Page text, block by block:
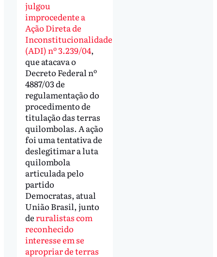
julgou
improcedente a
Ação Direta de
Inconstitucionalidade
(ADI) nº 3.239/04,
que atacava o
Decreto Federal nº
4887/03 de
regulamentação do
procedimento de
titulação das terras
quilombolas. A ação
foi uma tentativa de
deslegitimar a luta
quilombola
articulada pelo
partido
Democratas, atual
União Brasil, junto
de ruralistas com
reconhecido
interesse em se
apropriar de terras